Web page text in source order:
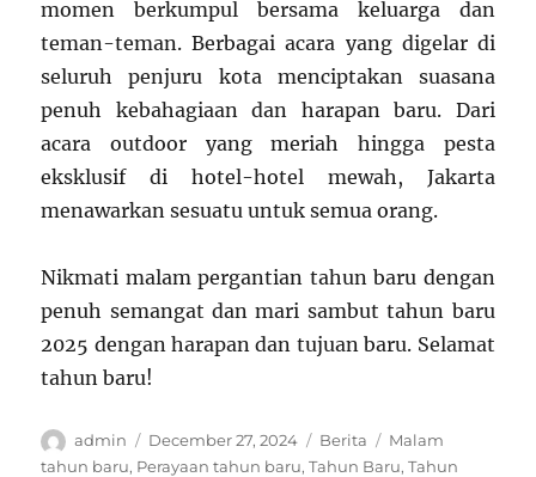
momen berkumpul bersama keluarga dan
teman-teman. Berbagai acara yang digelar di
seluruh penjuru kota menciptakan suasana
penuh kebahagiaan dan harapan baru. Dari
acara outdoor yang meriah hingga pesta
eksklusif di hotel-hotel mewah, Jakarta
menawarkan sesuatu untuk semua orang.
Nikmati malam pergantian tahun baru dengan
penuh semangat dan mari sambut tahun baru
2025 dengan harapan dan tujuan baru. Selamat
tahun baru!
Author
admin
Posted
on
December 27, 2024 Categories
Berita Tags
Malam
tahun baru, Perayaan tahun baru,Tahun Baru,Tahun